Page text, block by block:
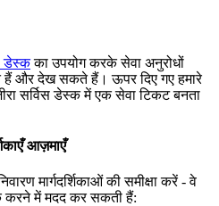
डसक क उपयग करक सव अनरध
ह और दख सकत ह । ऊपर दए गए हमर
र सरस डसक म एक सव टकट बनत
कए आजमए
वरण मरदरकओ क समक कर - व
करन म मदद कर सकत ह: